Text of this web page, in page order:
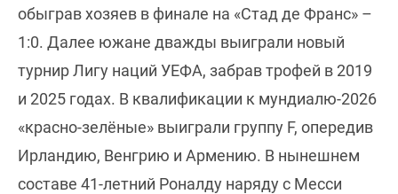
обыграв хозяев в финале на «Стад де Франс» –
1:0. Далее южане дважды выиграли новый
турнир Лигу наций УЕФА, забрав трофей в 2019
и 2025 годах. В квалификации к мундиалю-2026
«красно-зелёные» выиграли группу F, опередив
Ирландию, Венгрию и Армению. В нынешнем
составе 41-летний Роналду наряду с Месси